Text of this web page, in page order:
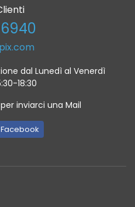
dal Lunedì al Venerdì
18:30
inviarci una Mail